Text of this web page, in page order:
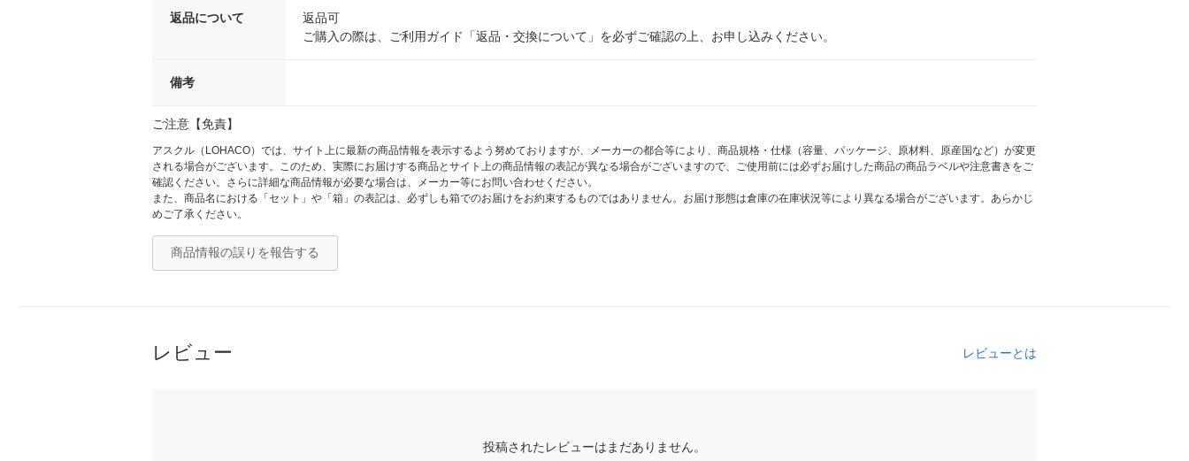
返品について
返品可
ご購入の際は、ご利用ガイド「返品・交換について」を必ずご確認の上、お申し込みください。
備考
ご注意【免責】
アスクル（LOHACO）では、サイト上に最新の商品情報を表示するよう努めておりますが、メーカーの都合等により、商品規格・仕様（容量、パッケージ、原材料、原産国など）が変更
される場合がございます。このため、実際にお届けする商品とサイト上の商品情報の表記が異なる場合がございますので、ご使用前には必ずお届けした商品の商品ラベルや注意書きをご
確認ください。さらに詳細な商品情報が必要な場合は、メーカー等にお問い合わせください。
また、商品名における「セット」や「箱」の表記は、必ずしも箱でのお届けをお約束するものではありません。お届け形態は倉庫の在庫状況等により異なる場合がございます。あらかじ
めご了承ください。
商品情報の誤りを報告する
レビュー レビューとは
投稿されたレビューはまだありません。